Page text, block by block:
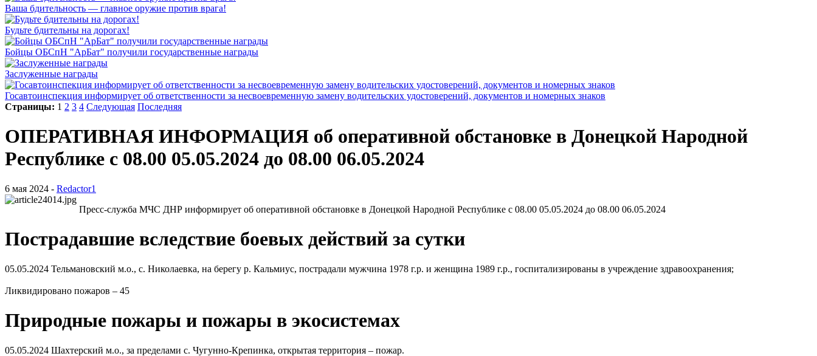
Ваша бдительность — главное оружие против врага!
Будьте бдительны на дорогах!
Бойцы ОБСпН "АрБат" получили государственные награды
Заслуженные награды
Госавтоинспекция информирует об ответственности за несвоевременную замену водительских удостоверений, документов и номерных знаков
Страницы: 1 2 3 4 Следующая Последняя
ОПЕРАТИВНАЯ ИНФОРМАЦИЯ об оперативной обстановке в Донецкой Народной
Республике с 08.00 05.05.2024 до 08.00 06.05.2024
6 мая 2024 - Redactor1
Пресс-служба МЧС ДНР информирует об оперативной обстановке в Донецкой Народной Республике с 08.00 05.05.2024 до 08.00 06.05.2024
Пострадавшие вследствие боевых действий за сутки
05.05.2024 Тельмановский м.о., с. Николаевка, на берегу р. Кальмиус, пострадали мужчина 1978 г.р. и женщина 1989 г.р., госпитализированы в учреждение здравоохранения;
Ликвидировано пожаров – 45
Природные пожары и пожары в экосистемах
05.05.2024 Шахтерский м.о., за пределами c. Чугунно-Крепинка, открытая территория – пожар.